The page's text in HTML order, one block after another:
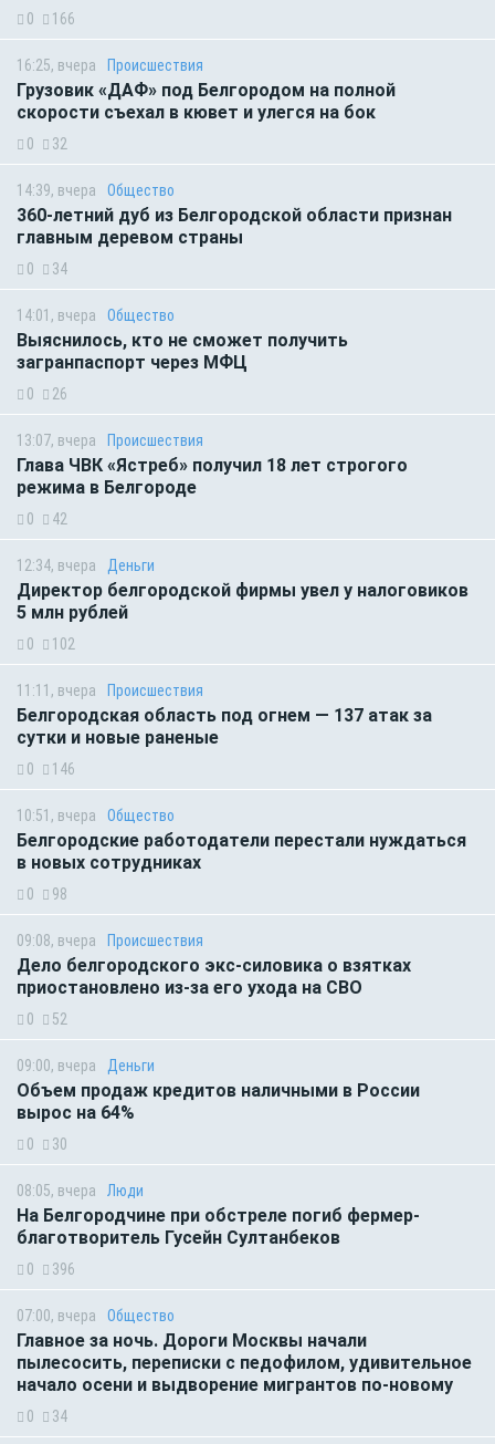
0 166
16:25, вчера Происшествия
Грузовик «ДАФ» под Белгородом на полной
скорости съехал в кювет и улегся на бок
0 32
14:39, вчера Общество
360-летний дуб из Белгородской области признан
главным деревом страны
0 34
14:01, вчера Общество
Выяснилось, кто не сможет получить
загранпаспорт через МФЦ
0 26
13:07, вчера Происшествия
Глава ЧВК «Ястреб» получил 18 лет строгого
режима в Белгороде
0 42
12:34, вчера Деньги
Директор белгородской фирмы увел у налоговиков
5 млн рублей
0 102
11:11, вчера Происшествия
Белгородская область под огнем — 137 атак за
сутки и новые раненые
0 146
10:51, вчера Общество
Белгородские работодатели перестали нуждаться
в новых сотрудниках
0 98
09:08, вчера Происшествия
Дело белгородского экс-силовика о взятках
приостановлено из-за его ухода на СВО
0 52
09:00, вчера Деньги
Объем продаж кредитов наличными в России
вырос на 64%
0 30
08:05, вчера Люди
На Белгородчине при обстреле погиб фермер-
благотворитель Гусейн Султанбеков
0 396
07:00, вчера Общество
Главное за ночь. Дороги Москвы начали
пылесосить, переписки с педофилом, удивительное
начало осени и выдворение мигрантов по-новому
0 34